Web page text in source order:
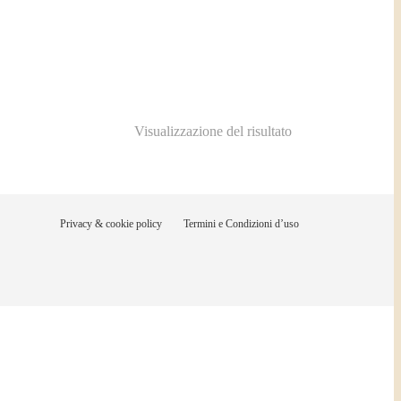
Visualizzazione del risultato
Privacy & cookie policy Termini e Condizioni d’uso